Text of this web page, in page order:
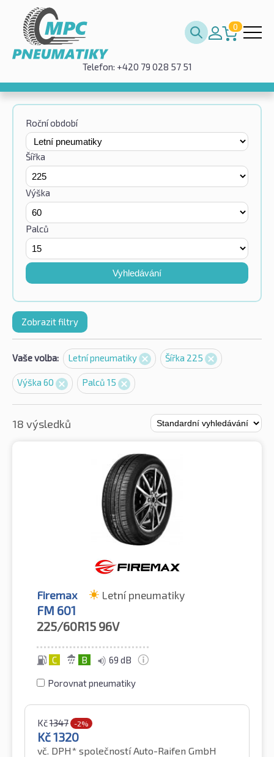
0
Telefon: +420 79 028 57 51
Roční období
Šířka
Výška
Palců
Vyhledávání
Zobrazit filtry
Vaše volba: Letní pneumatiky Šířka 225
Výška 60 Palců 15
18 výsledků
Firemax Letní pneumatiky
FM 601
225/60R15 96V
C B 69 dB
Porovnat pneumatiky
Kč1347 -2%
Kč1320
vč. DPH* společností Auto-Raifen GmbH